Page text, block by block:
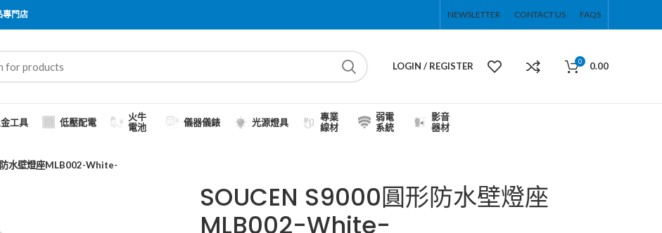
專門店 NEWSLETTER CONTACT US FAQS
LOGIN / REGISTER 0 0.00
工具 低壓配電
火牛
電池
儀器儀錶 光源燈具
專業
線材
弱電
系統
影音
器材
水壁燈座MLB002-White-
SOUCEN S9000圓形防水壁燈座
MLB002-White-